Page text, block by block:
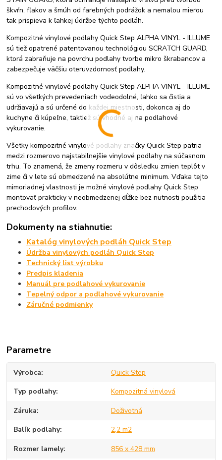
škvŕn, fľakov a šmúh od farebných podrážok a nemalou mierou
tak prispieva k ľahkej údržbe týchto podláh.
Kompozitné vinylové podlahy Quick Step ALPHA VINYL - ILLUME
sú tiež opatrené patentovanou technológiou SCRATCH GUARD,
ktorá zabraňuje na povrchu podlahy tvorbe mikro škrabancov a
zabezpečuje väčšiu oteruvzdornosť podlahy.
Kompozitné vinylové podlahy Quick Step ALPHA VINYL - ILLUME
sú vo všetkých prevedeniach vodeodolné, ľahko sa čistia a
udržiavajú a sú určené do každej miestnosti, dokonca aj do
kuchyne či kúpeľne, taktiež sú vhodné aj na podlahové
vykurovanie.
Všetky kompozitné vinylové podlahy značky Quick Step patria
medzi rozmerovo najstabilnejšie vinylové podlahy na súčasnom
trhu. To znamená, že zmeny rozmeru v dôsledku zmien teplôt v
zime či v lete sú obmedzené na absolútne minimum. Vďaka tejto
mimoriadnej vlastnosti je možné vinylové podlahy Quick Step
montovať prakticky v neobmedzenej dĺžke bez nutnosti použitia
prechodových profilov.
Dokumenty na stiahnutie:
Katalóg vinylových podláh Quick Step
Údržba vinylových podláh Quick Step
Technický list výrobku
Predpis kladenia
Manuál pre podlahové vykurovanie
Tepelný odpor a podlahové vykurovanie
Záručné podmienky
Parametre
Výrobca Quick Step
Typ podlahy Kompozitná vinylová
Záruka Doživotná
Balík podlahy 2,2 m2
Rozmer lamely 856 x 428 mm